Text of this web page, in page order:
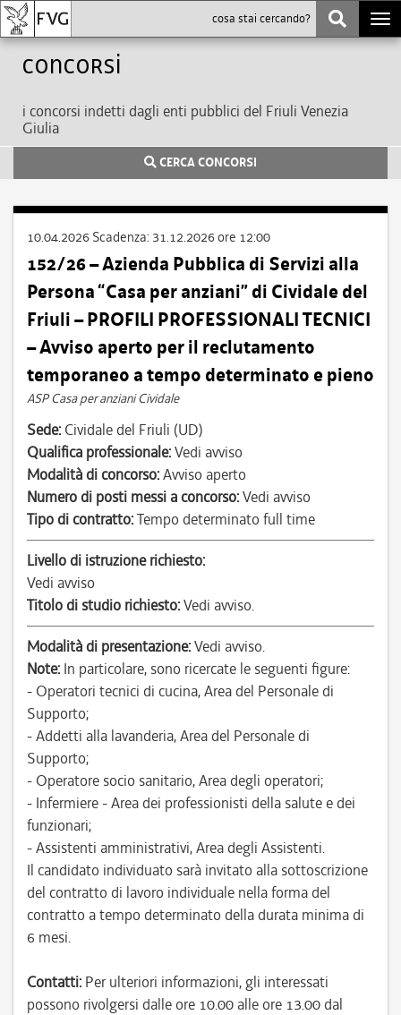
Concorsi
i concorsi indetti dagli enti pubblici del Friuli Venezia
Giulia
CERCA CONCORSI
10.04.2026 Scadenza: 31.12.2026 ore 12:00
152/26 – Azienda Pubblica di Servizi alla
Persona “Casa per anziani” di Cividale del
Friuli – PROFILI PROFESSIONALI TECNICI
– Avviso aperto per il reclutamento
temporaneo a tempo determinato e pieno
ASP Casa per anziani Cividale
Sede: Cividale del Friuli (UD)
Qualifica professionale:Vedi avviso
Modalità di concorso:Avviso aperto
Numero di posti messi a concorso:Vedi avviso
Tipo di contratto:Tempo determinato full time
Livello di istruzione richiesto:
Vedi avviso
Titolo di studio richiesto:Vedi avviso.
Modalità di presentazione:Vedi avviso.
Note: In particolare, sono ricercate le seguenti figure:
- Operatori tecnici di cucina, Area del Personale di
Supporto;
- Addetti alla lavanderia, Area del Personale di
Supporto;
- Operatore socio sanitario, Area degli operatori;
- Infermiere - Area dei professionisti della salute e dei
funzionari;
- Assistenti amministrativi, Area degli Assistenti.
Il candidato individuato sarà invitato alla sottoscrizione
del contratto di lavoro individuale nella forma del
contratto a tempo determinato della durata minima di
6 mesi.
Contatti: Per ulteriori informazioni, gli interessati
possono rivolgersi dalle ore 10.00 alle ore 13.00 dal